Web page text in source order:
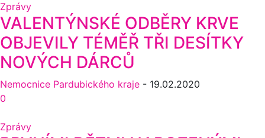
Zprávy
VALENTÝNSKÉ ODBĚRY KRVE
OBJEVILY TÉMĚŘ TŘI DESÍTKY
NOVÝCH DÁRCŮ
Nemocnice Pardubického kraje - 19.02.2020
0
Zprávy